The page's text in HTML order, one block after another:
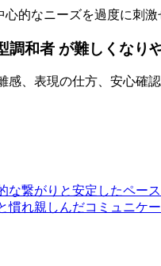
的なニーズを過度に刺
調和者 が難しくなり
、表現の仕方、安心確
な繋がりと安定したペー
慣れ親しんだコミュニケ